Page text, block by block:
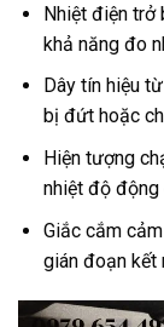
Nhiệt điện trở
khả năng đo
Dây tín hiệu
bị đứt hoặc
Hiện tượng
nhiệt độ động
Giắc cắm
gián đoạn kết